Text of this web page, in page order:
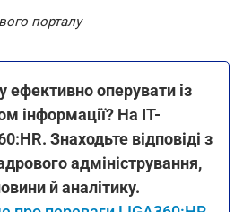
порталу
ефективно оперувати із
інформації? На ІТ-
Знаходьте відповіді з
адміністрування,
й аналітику.